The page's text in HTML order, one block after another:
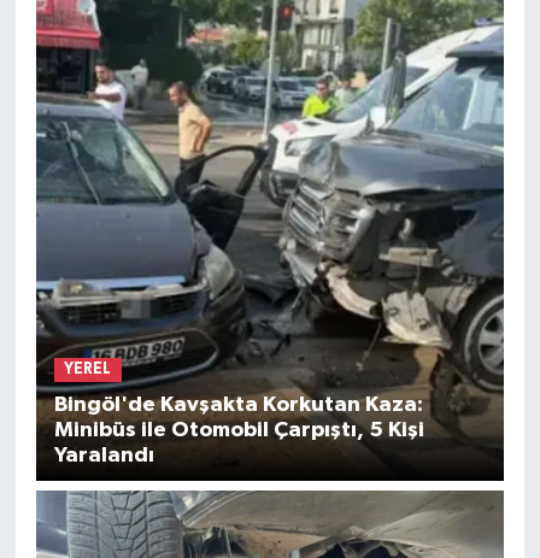
YEREL
Bingöl'de Kavşakta Korkutan Kaza:
Minibüs ile Otomobil Çarpıştı, 5 Kişi
Yaralandı